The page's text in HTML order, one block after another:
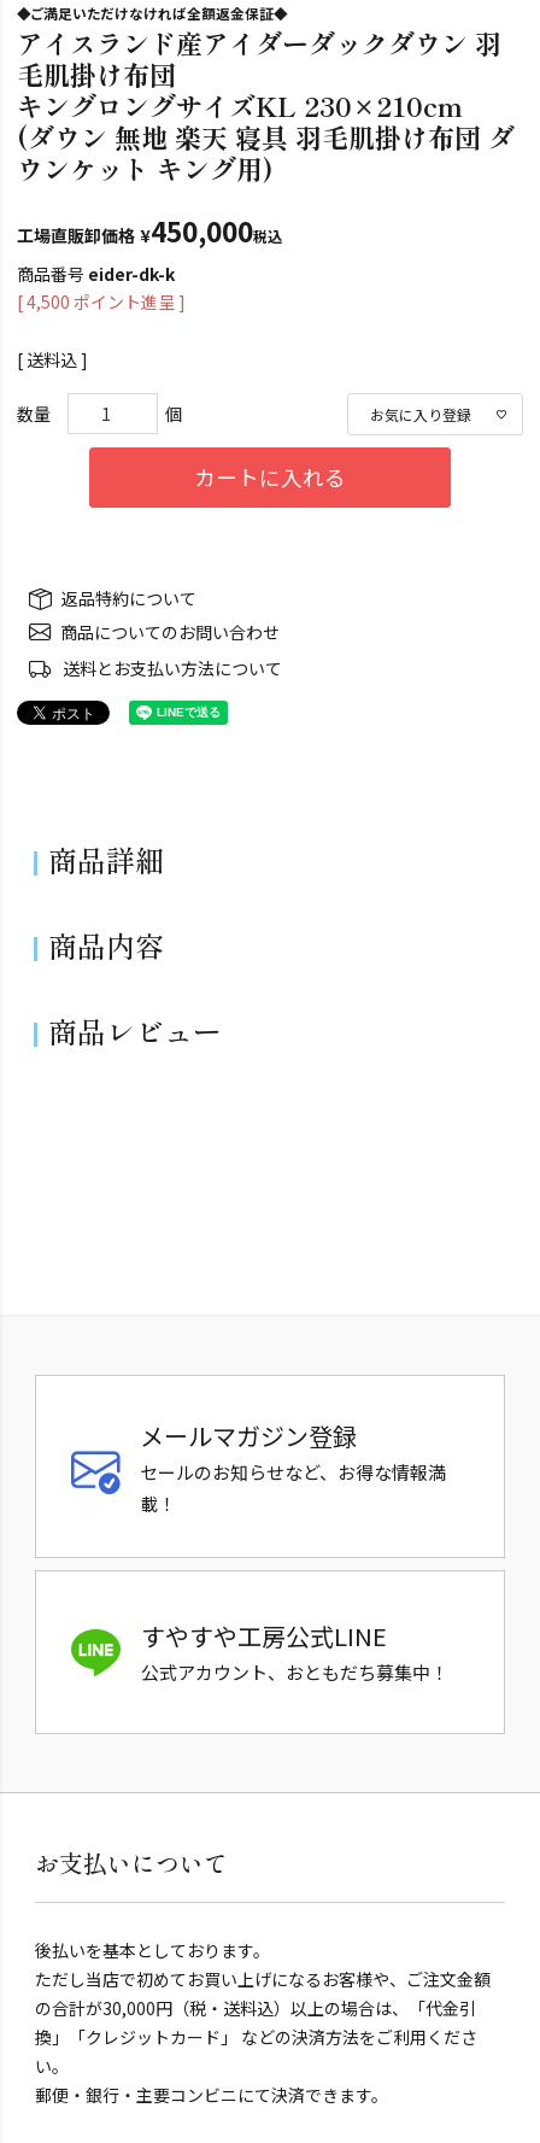
◆ご満足いただけなければ全額返金保証◆
アイスランド産アイダーダックダウン 羽
毛肌掛け布団
キングロングサイズKL 230×210cm
(ダウン 無地 楽天 寝具 羽毛肌掛け布団 ダ
ウンケット キング用)
工場直販卸価格 ¥450,000税込
商品番号 eider-dk-k
[4,500 ポイント進呈 ]
送料込
お気に入り登録
カートに入れる
返品特約について
商品についてのお問い合わせ
送料とお支払い方法について
商品詳細
商品内容
商品レビュー
メールマガジン登録
セールのお知らせなど、お得な情報満
載！
すやすや工房公式LINE
公式アカウント、おともだち募集中！
お支払いについて
後払いを基本としております。
ただし当店で初めてお買い上げになるお客様や、ご注文金額
の合計が30,000円（税・送料込）以上の場合は、「代金引
換」「クレジットカード」 などの決済方法をご利用くださ
い。
郵便・銀行・主要コンビニにて決済できます。